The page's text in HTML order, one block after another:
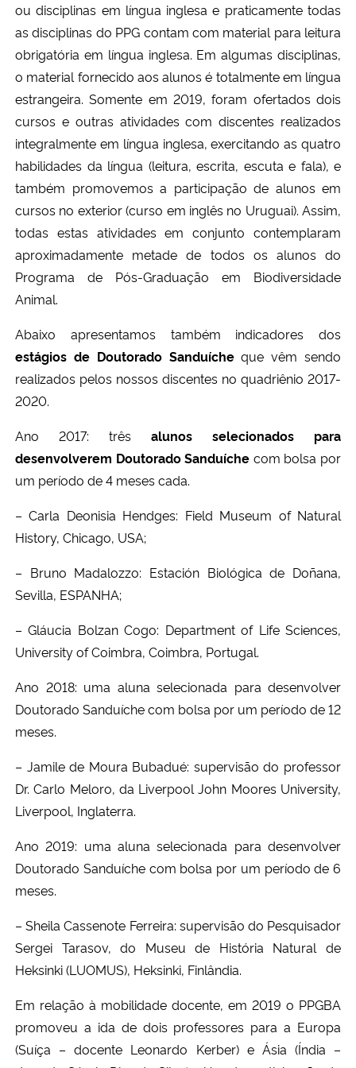
Secretaria-Geral
Secretaria de Governo
Gabinete de Segurança Institucional
Advocacia-Geral da União
Banco Central do Brasil
ou disciplinas em língua inglesa e praticamente todas
as disciplinas do PPG contam com material para leitura
obrigatória em língua inglesa. Em algumas disciplinas,
o material fornecido aos alunos é totalmente em língua
estrangeira. Somente em 2019, foram ofertados dois
cursos e outras atividades com discentes realizados
integralmente em língua inglesa, exercitando as quatro
habilidades da língua (leitura, escrita, escuta e fala), e
também promovemos a participação de alunos em
cursos no exterior (curso em inglês no Uruguai). Assim,
todas estas atividades em conjunto contemplaram
aproximadamente metade de todos os alunos do
Programa de Pós-Graduação em Biodiversidade
Animal.
Abaixo apresentamos também indicadores dos
estágios de Doutorado Sanduícheque vêm sendo
realizados pelos nossos discentes no quadriênio 2017-
2020.
Ano 2017: três alunos selecionados para
desenvolverem Doutorado Sanduíche com bolsa por
um período de 4 meses cada.
– Carla Deonisia Hendges: Field Museum of Natural
History, Chicago, USA;
– Bruno Madalozzo: Estación Biológica de Doñana,
Sevilla, ESPANHA;
– Gláucia Bolzan Cogo: Department of Life Sciences,
University of Coimbra, Coimbra, Portugal.
Ano 2018: uma aluna selecionada para desenvolver
Doutorado Sanduíche com bolsa por um período de 12
meses.
– Jamile de Moura Bubadué: supervisão do professor
Dr. Carlo Meloro, da Liverpool John Moores University,
Liverpool, Inglaterra.
Ano 2019: uma aluna selecionada para desenvolver
Doutorado Sanduíche com bolsa por um período de 6
meses.
– Sheila Cassenote Ferreira: supervisão do Pesquisador
Sergei Tarasov, do Museu de História Natural de
Heksinki (LUOMUS), Heksinki, Finlândia.
Em relação à mobilidade docente, em 2019 o PPGBA
promoveu a ida de dois professores para a Europa
(Suíça – docente Leonardo Kerber) e Ásia (Índia –